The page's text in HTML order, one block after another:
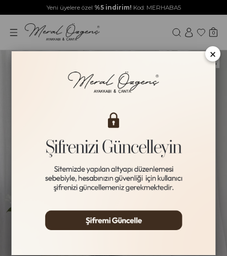
Yeni üyelere özel %5 indirim! Kod: MERHABA5
0
Yeni Ürün
×